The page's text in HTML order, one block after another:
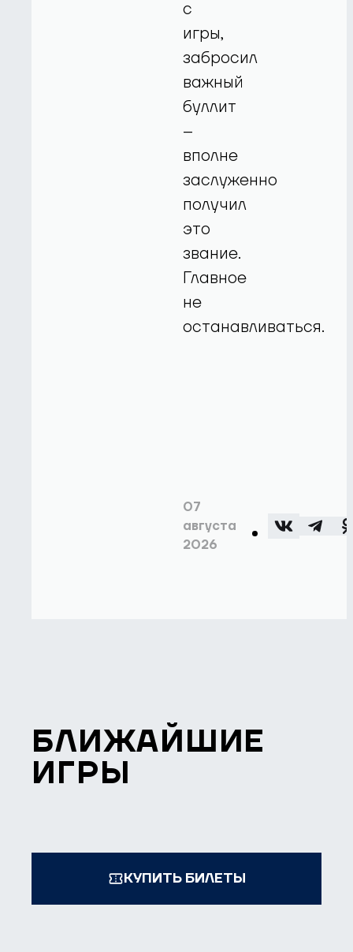
с
игры,
забросил
важный
буллит
–
вполне
заслуженно
получил
это
звание.
Главное
не
останавливаться.
07
августа
2026
БЛИЖАЙШИЕ
ИГРЫ
КУПИТЬ БИЛЕТЫ